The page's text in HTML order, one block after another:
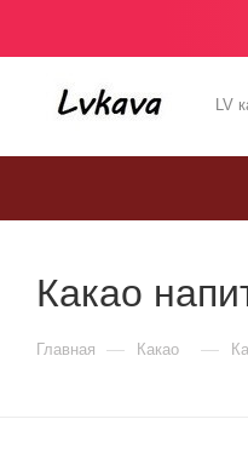
LV
Какао
Главная — Какао —